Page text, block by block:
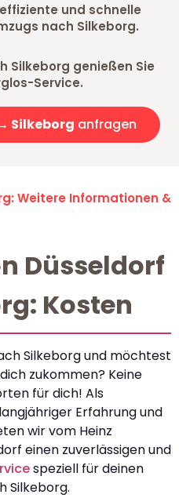
und schnelle
nach Silkeborg.
Silkeborg genießen Sie
Service.
Silkeborg anfragen
Weitere Informationen &
Düsseldorf
Kosten
Silkeborg und möchtest
zukommen? Keine
für dich! Als
Erfahrung und
wir vom Heinz
einen zuverlässigen und
speziell für deinen
Silkeborg.